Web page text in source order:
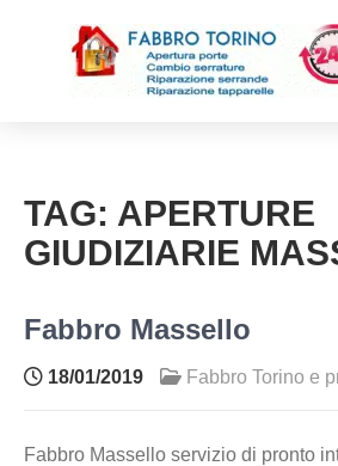
TAG: APERTURE
GIUDIZIARIE
Fabbro Massello
18/01/2019 Fabbro Torino e
Fabbro Massello servizio di pronto